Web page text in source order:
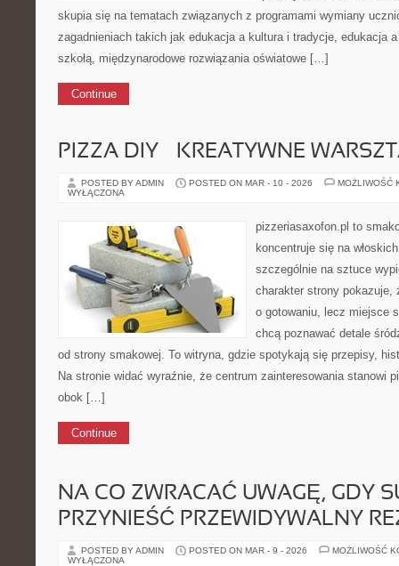
skupia się na tematach związanych z programami wymiany
zagadnieniach takich jak edukacja a kultura i tradycje, edukacja
szkołą, międzynarodowe rozwiązania oświatowe […]
Continue
PIZZA DIY – KREATYWNE
POSTED BY ADMIN POSTED ON MAR - 10 - 2026
MOŻLIWOŚĆ
WYŁĄCZONA
pizzeriasaxofon.pl to
koncentruje się na
szczególnie na sztuce
charakter strony pokazuje,
o gotowaniu, lecz miejsce
chcą poznawać detale
od strony smakowej. To witryna, gdzie spotykają się przepisy,
Na stronie widać wyraźnie, że centrum zainteresowania stanowi
obok […]
Continue
NA CO ZWRACAĆ UWAGĘ, GDY
PRZYNIEŚĆ PRZEWIDYWALNY
POSTED BY ADMIN POSTED ON MAR - 9 - 2026
MOŻLIWOŚĆ
WYŁĄCZONA